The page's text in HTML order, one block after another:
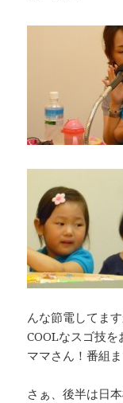
んな節電してま
COOLなスゴ技を
ママさん！番組
さぁ、後半は日